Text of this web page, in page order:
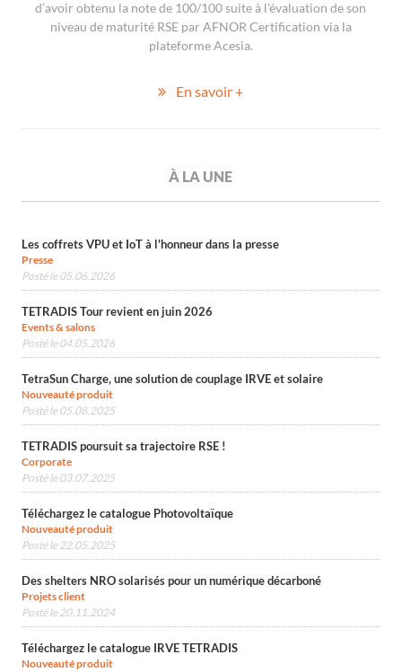
d’avoir obtenu la note de 100/100 suite à l'évaluation de son
niveau de maturité RSE par AFNOR Certification via la
plateforme Acesia.
En savoir +
À LA UNE
Les coffrets VPU et IoT à l'honneur dans la presse
Presse
Posté le 05.06.2026
TETRADIS Tour revient en juin 2026
Events & salons
Posté le 04.05.2026
TetraSun Charge, une solution de couplage IRVE et solaire
Nouveauté produit
Posté le 05.08.2025
TETRADIS poursuit sa trajectoire RSE !
Corporate
Posté le 03.07.2025
Téléchargez le catalogue Photovoltaïque
Nouveauté produit
Posté le 22.05.2025
Des shelters NRO solarisés pour un numérique décarboné
Projets client
Posté le 20.11.2024
Téléchargez le catalogue IRVE TETRADIS
Nouveauté produit